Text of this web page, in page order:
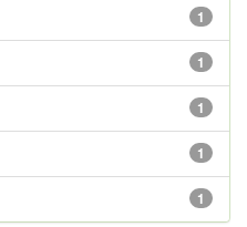
1
1
1
1
1